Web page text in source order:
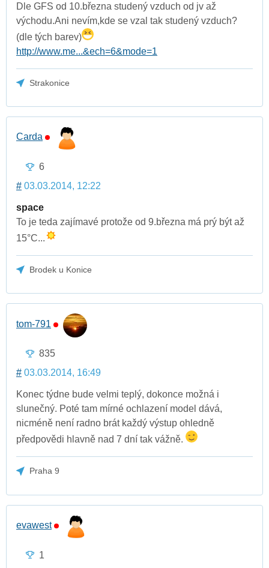
Dle GFS od 10.března studený vzduch od jv až
východu.Ani nevím,kde se vzal tak studený vzduch?
(dle tých barev)
http://www.me...&ech=6&mode=1
Strakonice
Carda
6
# 03.03.2014, 12:22
space
To je teda zajímavé protože od 9.března má prý být až
15°C...
Brodek u Konice
tom-791
835
# 03.03.2014, 16:49
Konec týdne bude velmi teplý, dokonce možná i
slunečný. Poté tam mírné ochlazení model dává,
nicméně není radno brát každý výstup ohledně
předpovědi hlavně nad 7 dní tak vážně.
Praha 9
evawest
1